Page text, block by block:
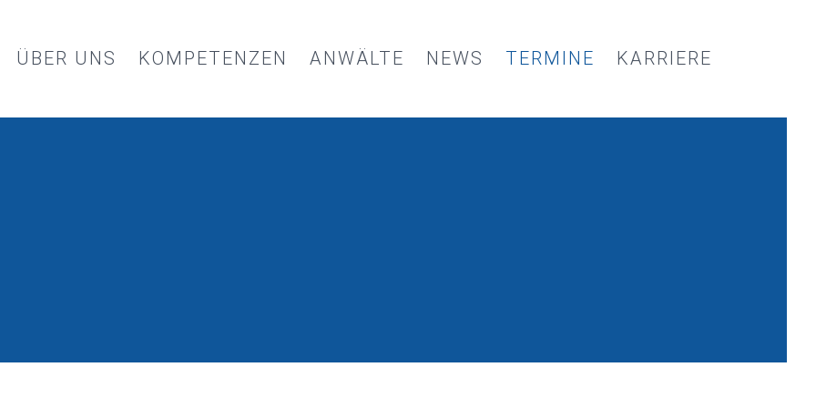
ÜBER UNS KOMPETENZEN ANWÄLTE NEWS TERMINE KARRIERE